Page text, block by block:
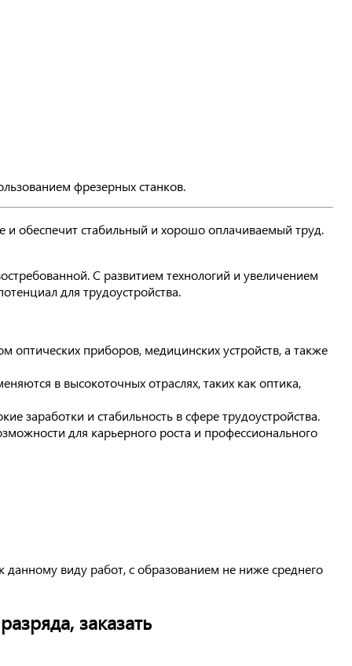
фрезерных станков.
обеспечит стабильный и хорошо оплачиваемый труд.
С развитием технологий и увеличением
для трудоустройства.
приборов, медицинских устройств, а также
в высокоточных отраслях, таких как оптика,
заработки и стабильность в сфере трудоустройства.
для карьерного роста и профессионального
виду работ, с образованием не ниже среднего
заказать